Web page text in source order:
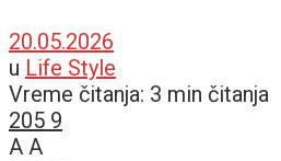
20.05.2026
u Life Style
Vreme čitanja: 3 min čitanja
205 9
A A